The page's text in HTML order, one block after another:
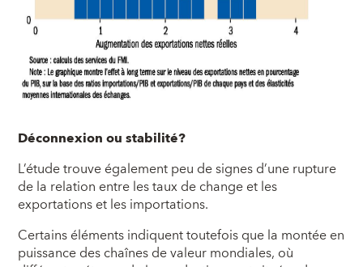
Déconnexion ou stabilité?
L’étude trouve également peu de signes d’une rupture
de la relation entre les taux de change et les
exportations et les importations.
Certains éléments indiquent toutefois que la montée en
puissance des chaînes de valeur mondiales, où